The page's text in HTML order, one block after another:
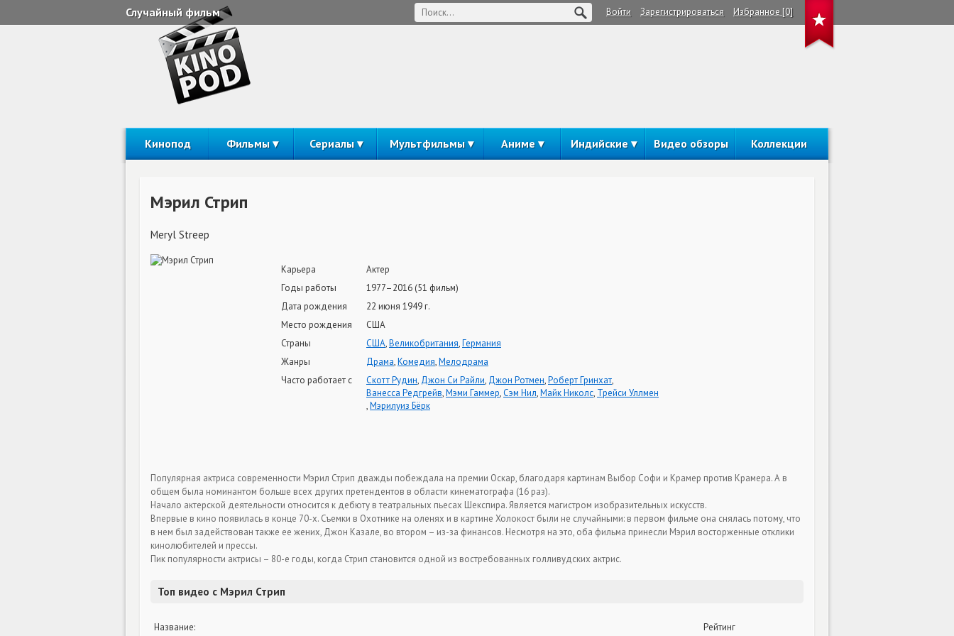
Случайный фильм Войти Зарегистрироваться Избранное [0]
Кинопод Фильмы Сериалы Мультфильмы Аниме Индийские Видео обзоры Коллекции
Мэрил Стрип
Meryl Streep
Карьера
Актер
Годы работы
1977–2016 (51 фильм)
Дата рождения
22 июня 1949 г.
Место рождения
США
Страны
США,Великобритания,Германия
Жанры
Драма,Комедия,Мелодрама
Часто работает с
Скотт Рудин, Джон Си Райли, Джон Ротмен,Роберт Гринхат,
Ванесса Редгрейв,Мэми Гаммер,Сэм Нил,Майк Николс, Трейси Уллмен
,Мэрилуиз Бёрк
Популярная актриса современности Мэрил Стрип дважды побеждала на премии Оскар, благодаря картинам Выбор Софи и Крамер против Крамера. А в
общем была номинантом больше всех других претендентов в области кинематографа (16 раз).
Начало актерской деятельности относится к дебюту в театральных пьесах Шекспира. Является магистром изобразительных искусств.
Впервые в кино появилась в конце 70-х. Съемки в Охотнике на оленях и в картине Холокост были не случайными: в первом фильме она снялась потому, что
в нем был задействован также ее жених, Джон Казале, во втором – из-за финансов. Несмотря на это, оба фильма принесли Мэрил восторженные отклики
кинолюбителей и прессы.
Пик популярности актрисы – 80-е годы, когда Стрип становится одной из востребованных голливудских актрис.
Топ видео с Мэрил Стрип
Название:
Рейтинг